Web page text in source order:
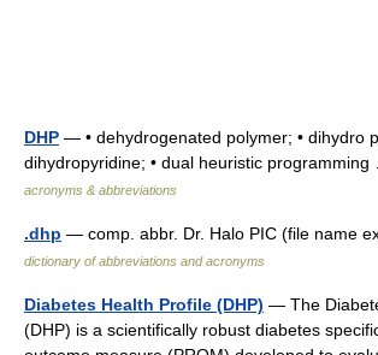
DHP — • dehydrogenated polymer; • dihydro
dihydropyridine; • dual heuristic
acronyms & abbreviations
.dhp — comp. abbr. Dr. Halo PIC (file name
dictionary of abbreviations and acronyms
Diabetes Health Profile (DHP) — The
(DHP) is a scientifically robust diabetes